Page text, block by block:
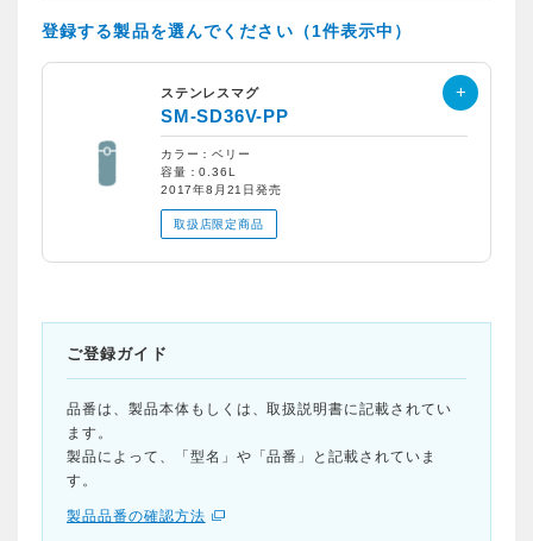
登録する製品を選んでください（1件表示中）
ステンレスマグ
SM-SD36V-PP
カラー：ベリー
容量：0.36L
2017年8月21日発売
取扱店限定商品
ご登録ガイド
品番は、製品本体もしくは、取扱説明書に記載されてい
ます。
製品によって、「型名」や「品番」と記載されていま
す。
製品品番の確認方法